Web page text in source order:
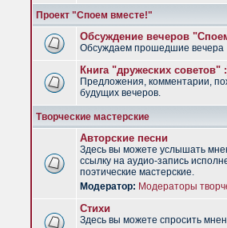
Проект "Споем вместе!"
Обсуждение вечеров
Обсуждаем прошедшие вечера
Книга "дружеских советов"
Предложения, комментарии,
будущих вечеров.
Творческие мастерские
Авторские песни
Здесь вы можете услышать
ссылку на аудио-запись
поэтические мастерские.
Модератор: Модераторы
Стихи
Здесь вы можете спросить